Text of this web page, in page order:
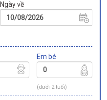
Ngày về
Em bé
(dưới 2 tuổi)